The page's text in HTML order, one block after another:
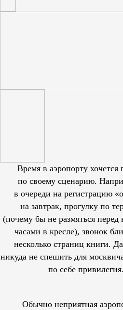
Время в аэропорту хочется
по своему сценарию.
в очереди на регистрацию
на завтрак, прогулку по
(почему бы не размяться перед
часами в кресле), звонок
несколько страниц книги.
никуда не спешить для
по себе привилегия.
Обычно неприятная